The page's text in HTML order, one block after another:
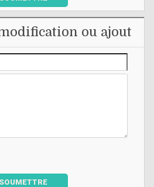
ou ajout
SOUMETTRE